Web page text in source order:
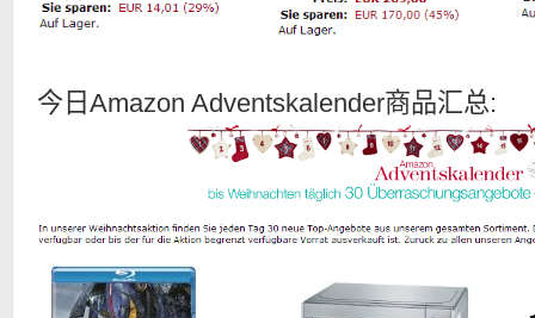
今日Amazon Adventskalender商品汇总: